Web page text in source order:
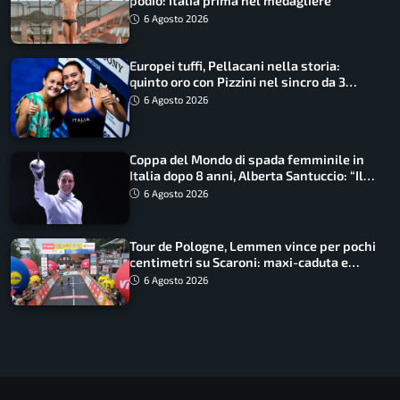
6 Agosto 2026
Europei tuffi, Pellacani nella storia:
quinto oro con Pizzini nel sincro da 3
metri
6 Agosto 2026
Coppa del Mondo di spada femminile in
Italia dopo 8 anni, Alberta Santuccio: “Il
lavoro dà sempre i suoi frutti”
6 Agosto 2026
Tour de Pologne, Lemmen vince per pochi
centimetri su Scaroni: maxi-caduta e
tappa accorciata
6 Agosto 2026